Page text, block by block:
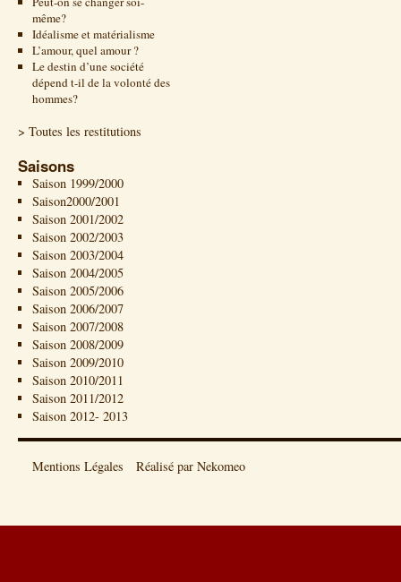
même?
Idéalisme et matérialisme
L’amour, quel amour ?
Le destin d’une société
dépend t-il de la volonté des
hommes?
> Toutes les restitutions
Saisons
Saison 1999/2000
Saison2000/2001
Saison 2001/2002
Saison 2002/2003
Saison 2003/2004
Saison 2004/2005
Saison 2005/2006
Saison 2006/2007
Saison 2007/2008
Saison 2008/2009
Saison 2009/2010
Saison 2010/2011
Saison 2011/2012
Saison 2012- 2013
Mentions Légales Réalisé par Nekomeo